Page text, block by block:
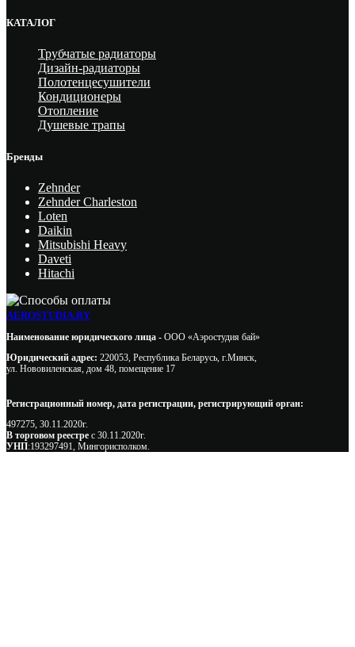
КАТАЛОГ
Трубчатые радиаторы
Дизайн-радиаторы
Полотенцесушители
Кондиционеры
Отопление
Душевые трапы
Бренды
Zehnder
Zehnder Charleston
Loten
Daikin
Mitsubishi Heavy
Daveti
Hitachi
AEROSTUDIA.BY
Наименование юридического лица - ООО «Аэростудия бай»
Юридический адрес: 220053, Республика Беларусь, г.Минск,
ул. Нововиленская, дом 48, помещение 17
Регистрационный номер, дата регистрации, регистрирующий орган:
497275, 30.11.2020г.
В торговом реестре с 30.11.2020г.
УНП:193297491, Мингорисполком.